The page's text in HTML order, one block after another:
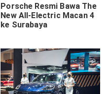
Porsche Resmi Bawa The
New All-Electric Macan 4
ke Surabaya